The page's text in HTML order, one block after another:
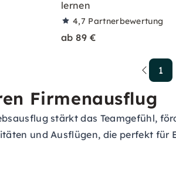
lernen
4,7 Partnerbewertung
ab 89 €
1
Firmenausflug
stärkt das Teamgefühl,
und Ausflügen, die perfekt für